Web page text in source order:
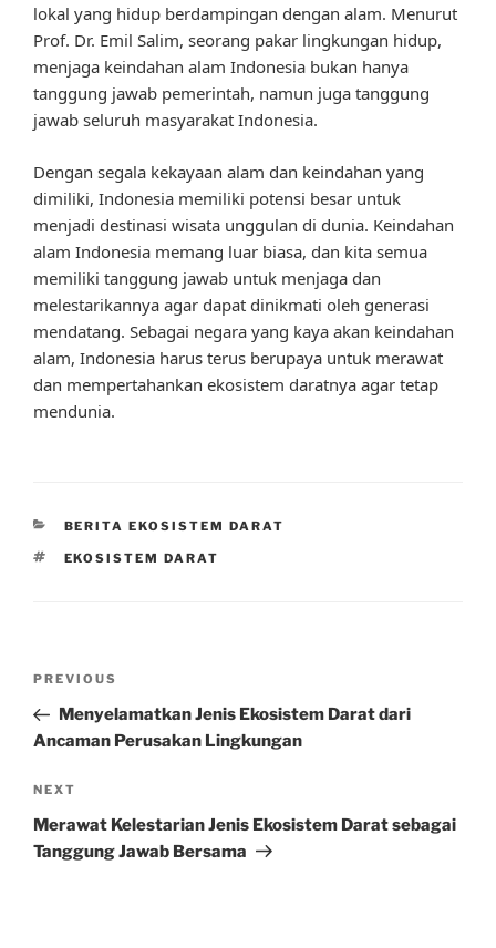
lokal yang hidup berdampingan dengan alam. Menurut
Prof. Dr. Emil Salim, seorang pakar lingkungan hidup,
menjaga keindahan alam Indonesia bukan hanya
tanggung jawab pemerintah, namun juga tanggung
jawab seluruh masyarakat Indonesia.
Dengan segala kekayaan alam dan keindahan yang
dimiliki, Indonesia memiliki potensi besar untuk
menjadi destinasi wisata unggulan di dunia. Keindahan
alam Indonesia memang luar biasa, dan kita semua
memiliki tanggung jawab untuk menjaga dan
melestarikannya agar dapat dinikmati oleh generasi
mendatang. Sebagai negara yang kaya akan keindahan
alam, Indonesia harus terus berupaya untuk merawat
dan mempertahankan ekosistem daratnya agar tetap
mendunia.
CATEGORIES
BERITA EKOSISTEM DARAT
TAGS
EKOSISTEM DARAT
Previous
Post
PREVIOUS
Menyelamatkan Jenis Ekosistem Darat dari
Ancaman Perusakan Lingkungan
Next
Post
NEXT
Merawat Kelestarian Jenis Ekosistem Darat sebagai
Tanggung Jawab Bersama